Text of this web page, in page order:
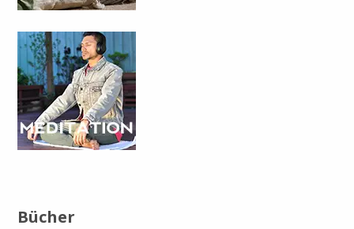
Bücher